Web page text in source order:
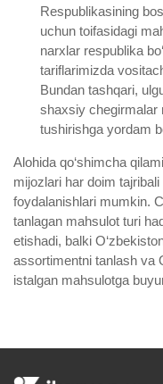
Respublikasining
uchun toifasidagi
narxlar respublika
tariflarimizda
Bundan tashqari,
shaxsiy chegirmalar
tushirishga yordam
Alohida qo‘shimcha
mijozlari har doim
foydalanishlari mumkin.
tanlagan mahsulot turi
etishadi, balki
assortimentni tanlash va
istalgan mahsulotga